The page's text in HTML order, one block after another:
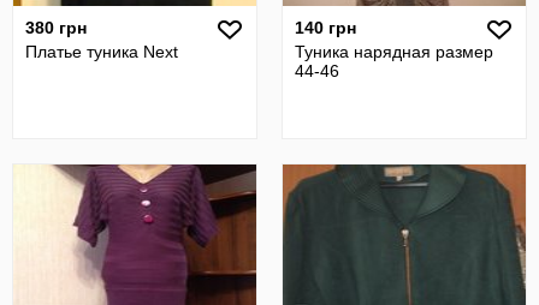
380 грн
Платье туника Next
140 грн
Туника нарядная размер
44-46